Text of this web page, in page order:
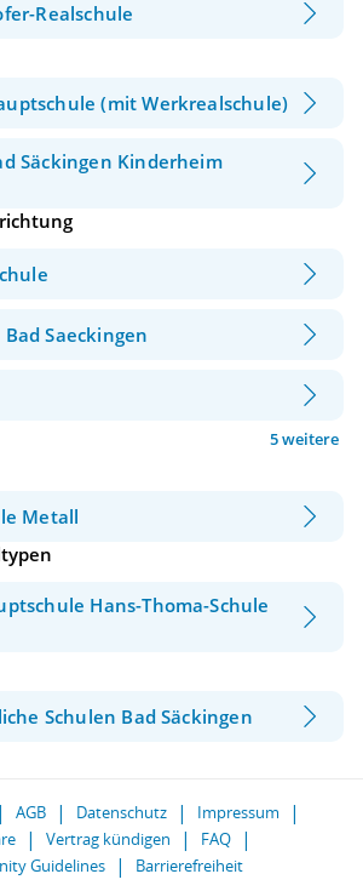
Realschule
(mit Werkrealschule)
Säckingen Kinderheim
Saeckingen
5 weitere
Metall
Hans-Thoma-Schule
Schulen Bad Säckingen
AGB Datenschutz
Impressum
Vertrag kündigen
FAQ
Guidelines
Barrierefreiheit